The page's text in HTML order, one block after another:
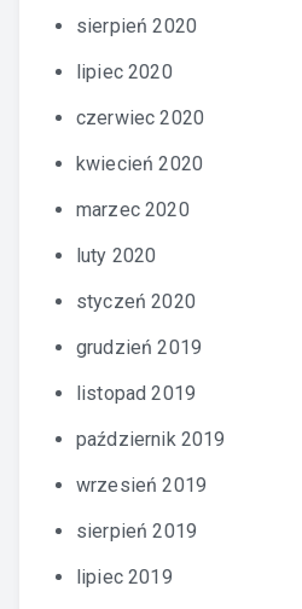
sierpień 2020
lipiec 2020
czerwiec 2020
kwiecień 2020
marzec 2020
luty 2020
styczeń 2020
grudzień 2019
listopad 2019
październik 2019
wrzesień 2019
sierpień 2019
lipiec 2019